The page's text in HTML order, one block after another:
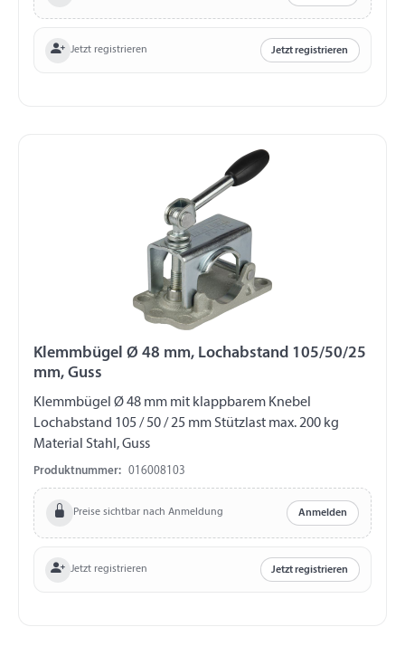
Jetzt registrieren Jetzt registrieren
Klemmbügel Ø 48 mm, Lochabstand 105/50/25
mm, Guss
Klemmbügel Ø 48 mm mit klappbarem Knebel
Lochabstand 105 / 50 / 25 mm Stützlast max. 200 kg
Material Stahl, Guss
Produktnummer: 016008103
Preise sichtbar nach Anmeldung Anmelden
Jetzt registrieren Jetzt registrieren